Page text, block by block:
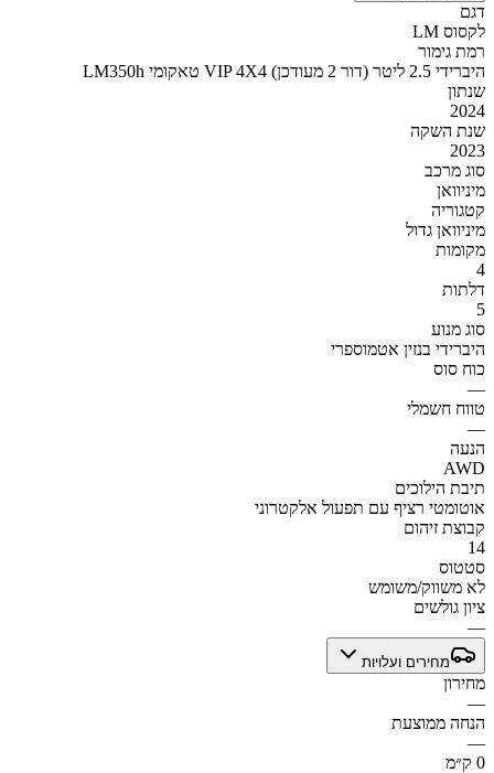
דגם
לקסוס LM
רמת גימור
LM350h טאקומי VIP 4X4 היברידי 2.5 ליטר (דור 2 מעודכן)
שנתון
2024
שנת השקה
2023
סוג מרכב
מיניוואן
קטגוריה
מיניוואן גדול
מקומות
4
דלתות
5
סוג מנוע
היברידי בנזין אטמוספרי
כוח סוס
—
טווח חשמלי
—
הנעה
AWD
תיבת הילוכים
אוטומטי רציף עם תפעול אלקטרוני
קבוצת זיהום
14
סטטוס
לא משווק/משומש
ציון גולשים
—
מחירים ועלויות
מחירון
—
הנחה ממוצעת
—
0 ק״מ